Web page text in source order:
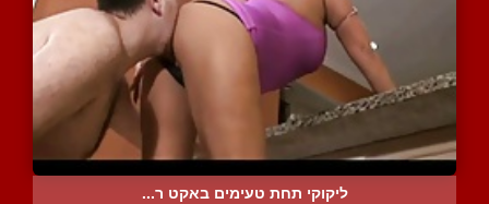
ליקוקי תחת טעימים באקט ר...